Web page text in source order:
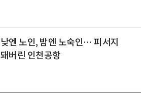
낮엔 노인, 밤엔 노숙인… 피서지
돼버린 인천공항